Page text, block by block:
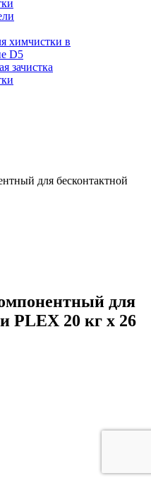
химчистки в
D5
зачистка
для бесконтактной
для
PLEX 20 кг x 26